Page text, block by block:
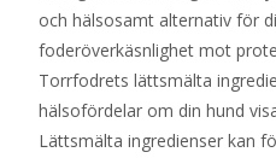
och hälsosamt alternativ för
foderöverkäsnlighet mot
Torrfodrets lättsmälta
hälsofördelar om din hund
Lättsmälta ingredienser kan